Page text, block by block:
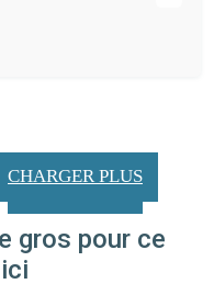
CHARGER PLUS
gros pour ce